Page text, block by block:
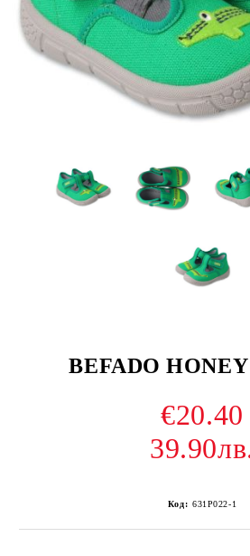
BEFADO HONEY
€20.40
Код: 631P022-1